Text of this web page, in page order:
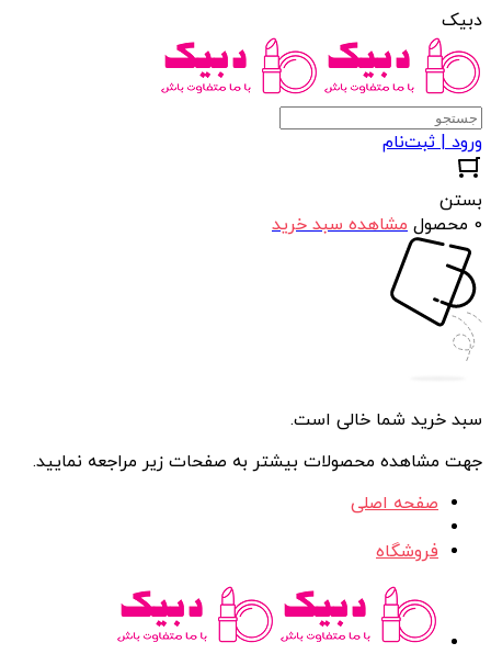
دبیک
ورود | ثبت‌نام
بستن
0 محصول
مشاهده سبد خرید
سبد خرید شما خالی است.
جهت مشاهده محصولات بیشتر به صفحات زیر مراجعه نمایید.
صفحه اصلی
فروشگاه